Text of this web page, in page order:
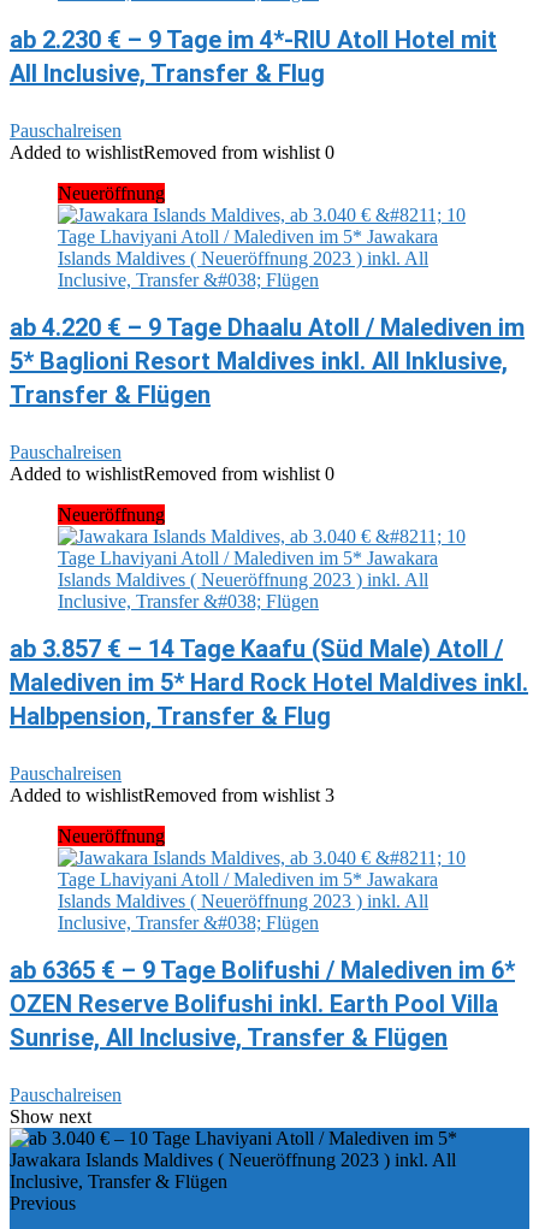
ab 2.230 € – 9 Tage im 4*-RIU Atoll Hotel mit
All Inclusive, Transfer & Flug
Pauschalreisen
Added to wishlistRemoved from wishlist 0
Neueröffnung
ab 4.220 € – 9 Tage Dhaalu Atoll / Malediven im
5* Baglioni Resort Maldives inkl. All Inklusive,
Transfer & Flügen
Pauschalreisen
Added to wishlistRemoved from wishlist 0
Neueröffnung
ab 3.857 € – 14 Tage Kaafu (Süd Male) Atoll /
Malediven im 5* Hard Rock Hotel Maldives inkl.
Halbpension, Transfer & Flug
Pauschalreisen
Added to wishlistRemoved from wishlist 3
Neueröffnung
ab 6365 € – 9 Tage Bolifushi / Malediven im 6*
OZEN Reserve Bolifushi inkl. Earth Pool Villa
Sunrise, All Inclusive, Transfer & Flügen
Pauschalreisen
Show next
Previous